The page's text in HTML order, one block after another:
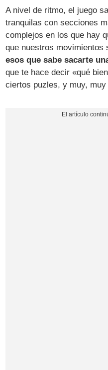
A nivel de ritmo, el juego
tranquilas con secciones
complejos en los que hay
que nuestros movimientos
esos que sabe sacarte
que te hace decir «qué
ciertos puzles, y muy,